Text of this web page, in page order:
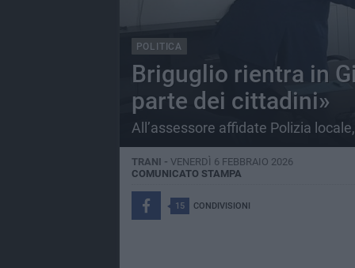
POLITICA
Briguglio rientra in
parte dei cittadini»
All’assessore affidate Polizia
TRANI - VENERDÌ 6 FEBBRAIO 2026
COMUNICATO STAMPA
15 CONDIVISIONI